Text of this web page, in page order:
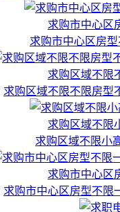
求购市中心区
求购市中心区房
求购区域不限
求购区域不限不限房型
求购区域不限
求购区域不限小
求购市中心区
求购市中心区房型不限